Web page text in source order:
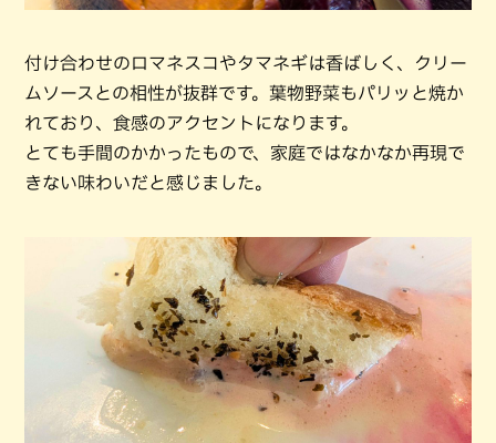
付け合わせのロマネスコやタマネギは香ばしく、クリー
ムソースとの相性が抜群です。葉物野菜もパリッと焼か
れており、食感のアクセントになります。
とても手間のかかったもので、家庭ではなかなか再現で
きない味わいだと感じました。